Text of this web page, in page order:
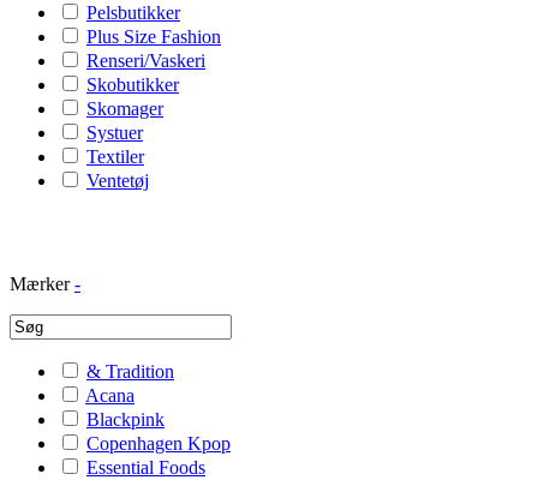
Pelsbutikker
Plus Size Fashion
Renseri/Vaskeri
Skobutikker
Skomager
Systuer
Textiler
Ventetøj
Mærker -
& Tradition
Acana
Blackpink
Copenhagen Kpop
Essential Foods